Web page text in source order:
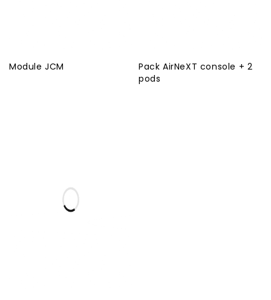
Module JCM
Pack AirNeXT console + 2
pods